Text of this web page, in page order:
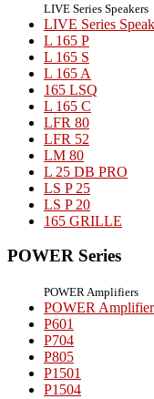
LIVE Series Speakers
LIVE Series
L 165 P
L 165 S
L 165 A
165 LSQ
L 165 C
LFR 80
LFR 52
LM 80
L 25 DB PRO
LS P 25
LS P 20
165 GRILLE
POWER Series
POWER Amplifiers
POWER Amplifier
P601
P704
P805
P1501
P1504